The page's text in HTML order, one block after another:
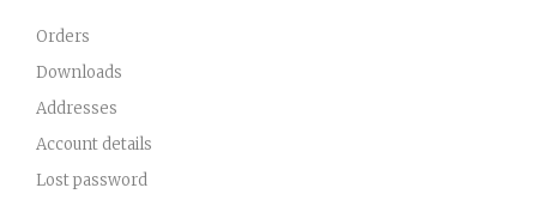
Orders
Downloads
Addresses
Account details
Lost password